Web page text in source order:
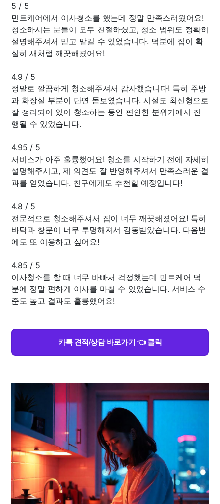
5 / 5
민트케어에서 이사청소를 했는데 정말 만족스러웠어요!
청소하시는 분들이 모두 친절하셨고, 청소 범위도 정확히
설명해주셔서 믿고 맡길 수 있었습니다. 덕분에 집이 확
실히 새처럼 깨끗해졌어요!
4.9 / 5
정말로 깔끔하게 청소해주셔서 감사했습니다! 특히 주방
과 화장실 부분이 단연 돋보였습니다. 시설도 최신형으로
잘 정리되어 있어 청소하는 동안 편안한 분위기에서 진
행될 수 있었습니다.
4.95 / 5
서비스가 아주 훌륭했어요! 청소를 시작하기 전에 자세히
설명해주시고, 제 의견도 잘 반영해주셔서 만족스러운 결
과를 얻었습니다. 친구에게도 추천할 예정입니다!
4.8 / 5
전문적으로 청소해주셔서 집이 너무 깨끗해졌어요! 특히
바닥과 창문이 너무 투명해져서 감동받았습니다. 다음번
에도 또 이용하고 싶어요!
4.85 / 5
이사청소를 할 때 너무 바빠서 걱정했는데 민트케어 덕
분에 정말 편하게 이사를 마칠 수 있었습니다. 서비스 수
준도 높고 결과도 훌륭했어요!
카톡 견적/상담 바로가기 👈 클릭